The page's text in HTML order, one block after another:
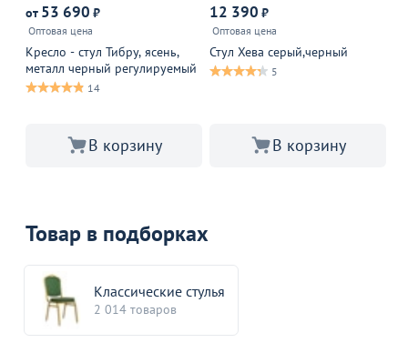
от 53 690 ₽
Оптовая цена
Кресло - стул Тибру, ясень,
металл черный регулируемый
14
В корзину
12 390 ₽
Оптовая цена
Стул Хева серый,черный
5
В корзину
Товар в подборках
Классические стулья
2 014 товаров